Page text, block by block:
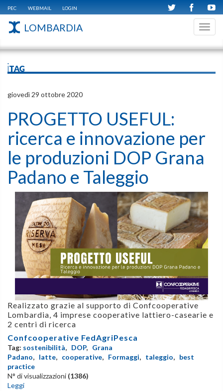
PEC WEBMAIL LOGIN
LOMBARDIA
iTAG
giovedì 29 ottobre 2020
PROGETTO USEFUL:
ricerca e innovazione per
le produzioni DOP Grana
Padano e Taleggio
Realizzato grazie al supporto di Confcooperative
Lombardia, 4 imprese cooperative lattiero-casearie e
2 centri di ricerca
Confcooperative FedAgriPesca
Tag: sostenibilità, DOP, Grana
Padano, latte, cooperative, Formaggi, taleggio, best
practice
N° di visualizzazioni (1386)
Leggi